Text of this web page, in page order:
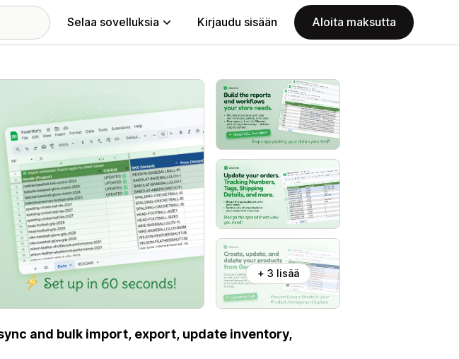
Selaa sovelluksia Kirjaudu sisään Aloita maksutta
+ 3 lisää
and bulk import, export, update inventory,